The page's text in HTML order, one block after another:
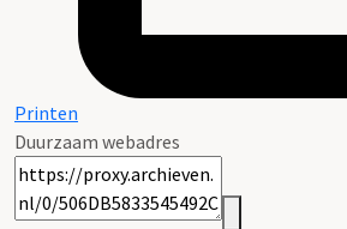
Printen
Duurzaam webadres